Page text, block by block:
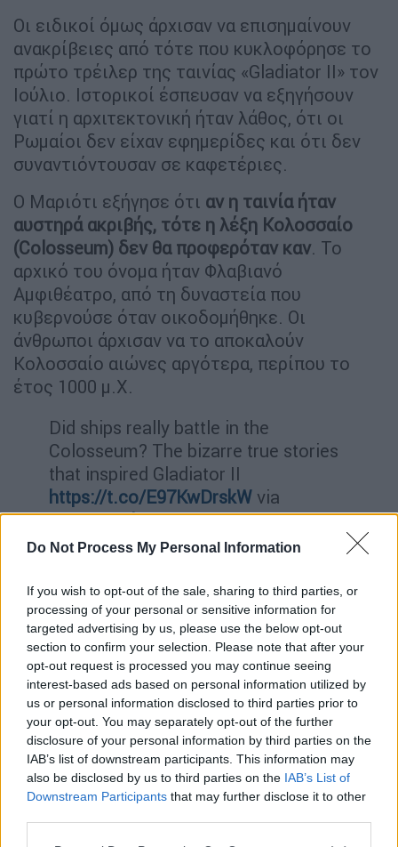
Do Not Process My Personal Information
If you wish to opt-out of the sale, sharing to third parties, or
processing of your personal or sensitive information for
targeted advertising by us, please use the below opt-out
section to confirm your selection. Please note that after your
opt-out request is processed you may continue seeing
interest-based ads based on personal information utilized by
us or personal information disclosed to third parties prior to
your opt-out. You may separately opt-out of the further
disclosure of your personal information by third parties on the
IAB’s list of downstream participants. This information may
also be disclosed by us to third parties on the IAB’s List of
Downstream Participants that may further disclose it to other
Οι ειδικοί όμως άρχισαν να επισημαίνουν
ανακρίβειες από τότε που κυκλοφόρησε το
πρώτο τρέιλερ της ταινίας «Gladiator II» τον
Ιούλιο. Ιστορικοί έσπευσαν να εξηγήσουν
γιατί η αρχιτεκτονική ήταν λάθος, ότι οι
Ρωμαίοι δεν είχαν εφημερίδες και ότι δεν
συναντιόντουσαν σε καφετέριες.
Ο Μαριότι εξήγησε ότι αν η ταινία ήταν
αυστηρά ακριβής, τότε η λέξη Κολοσσαίο
(Colosseum) δεν θα προφερόταν καν. Το
αρχικό του όνομα ήταν Φλαβιανό
Αμφιθέατρο, από τη δυναστεία που
κυβερνούσε όταν οικοδομήθηκε. Οι
άνθρωποι άρχισαν να το αποκαλούν
Κολοσσαίο αιώνες αργότερα, περίπου το
έτος 1000 μ.Χ.
Did ships really battle in the
Colosseum? The bizarre true stories
that inspired Gladiator II
https://t.co/E97KwDrskW via
@BBC_Culture
— Steven Smith (@suffolkwriter)
Ο κύριος λόγος για τον οποίο ο ιστορικός
σύμβουλος δεν ανησυχεί υπερβολικά για τα
λάθη αυτά είναι ο τεράστιος αντίκτυπος που
έχει μια ταινία όπως το Gladiator II στους
θεατές και στον τουρισμό. « Υπάρχει μεγάλη
δόση σνομπισμού στον ακαδημαϊκό κόσμο
απέναντι στον κινηματογράφο » αναφέρει ο
Μαριότι. «Είμαι πραγματικά μπερδεμένος με
αυτό, επειδή τα τελευταία 20 χρόνια η ταινία
είχε τεράστιο αντίκτυπο. Πριν από την